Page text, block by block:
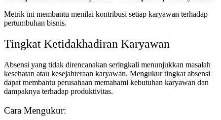
Metrik ini membantu menilai kontribusi setiap karyawan terhadap
pertumbuhan bisnis.
Tingkat Ketidakhadiran Karyawan
Absensi yang tidak direncanakan seringkali menunjukkan masalah
kesehatan atau kesejahteraan karyawan. Mengukur tingkat absensi
dapat membantu perusahaan memahami kebutuhan karyawan dan
dampaknya terhadap produktivitas.
Cara Mengukur: